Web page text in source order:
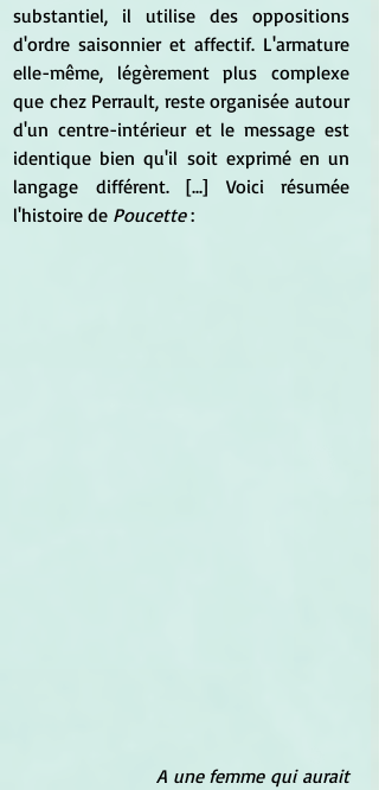
substantiel, il utilise des oppositions
d'ordre saisonnier et affectif. L'armature
elle-même, légèrement plus complexe
que chez Perrault, reste organisée autour
d'un centre-intérieur et le message est
identique bien qu'il soit exprimé en un
langage différent. [...] Voici résumée
l'histoire de Poucette :
A une femme qui aurait